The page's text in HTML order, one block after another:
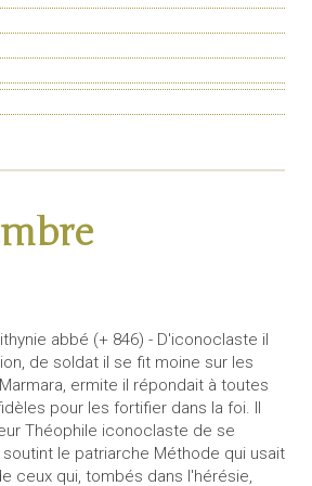
abbé (+ 846) - D'iconoclaste il
de soldat il se fit moine sur les
ermite il répondait à toutes
pour les fortifier dans la foi. Il
Théophile iconoclaste de se
le patriarche Méthode qui usait
ceux qui, tombés dans l'hérésie,